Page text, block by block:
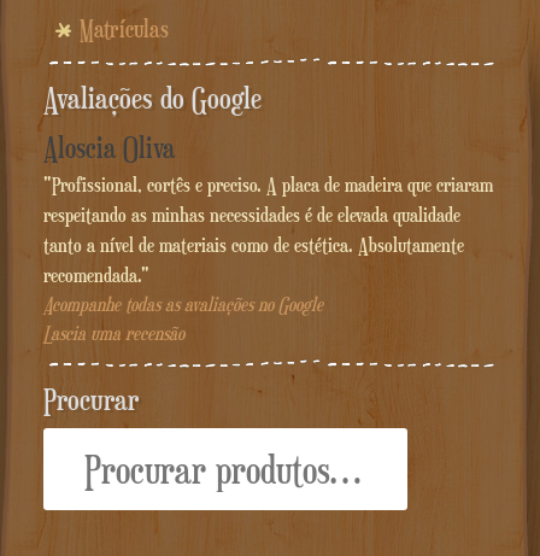
Matrículas
Avaliações do Google
Aloscia Oliva
"Profissional, cortês e preciso. A placa de madeira que criaram
respeitando as minhas necessidades é de elevada qualidade
tanto a nível de materiais como de estética. Absolutamente
recomendada."
Acompanhe todas as avaliações no Google
Lascia uma recensão
Procurar